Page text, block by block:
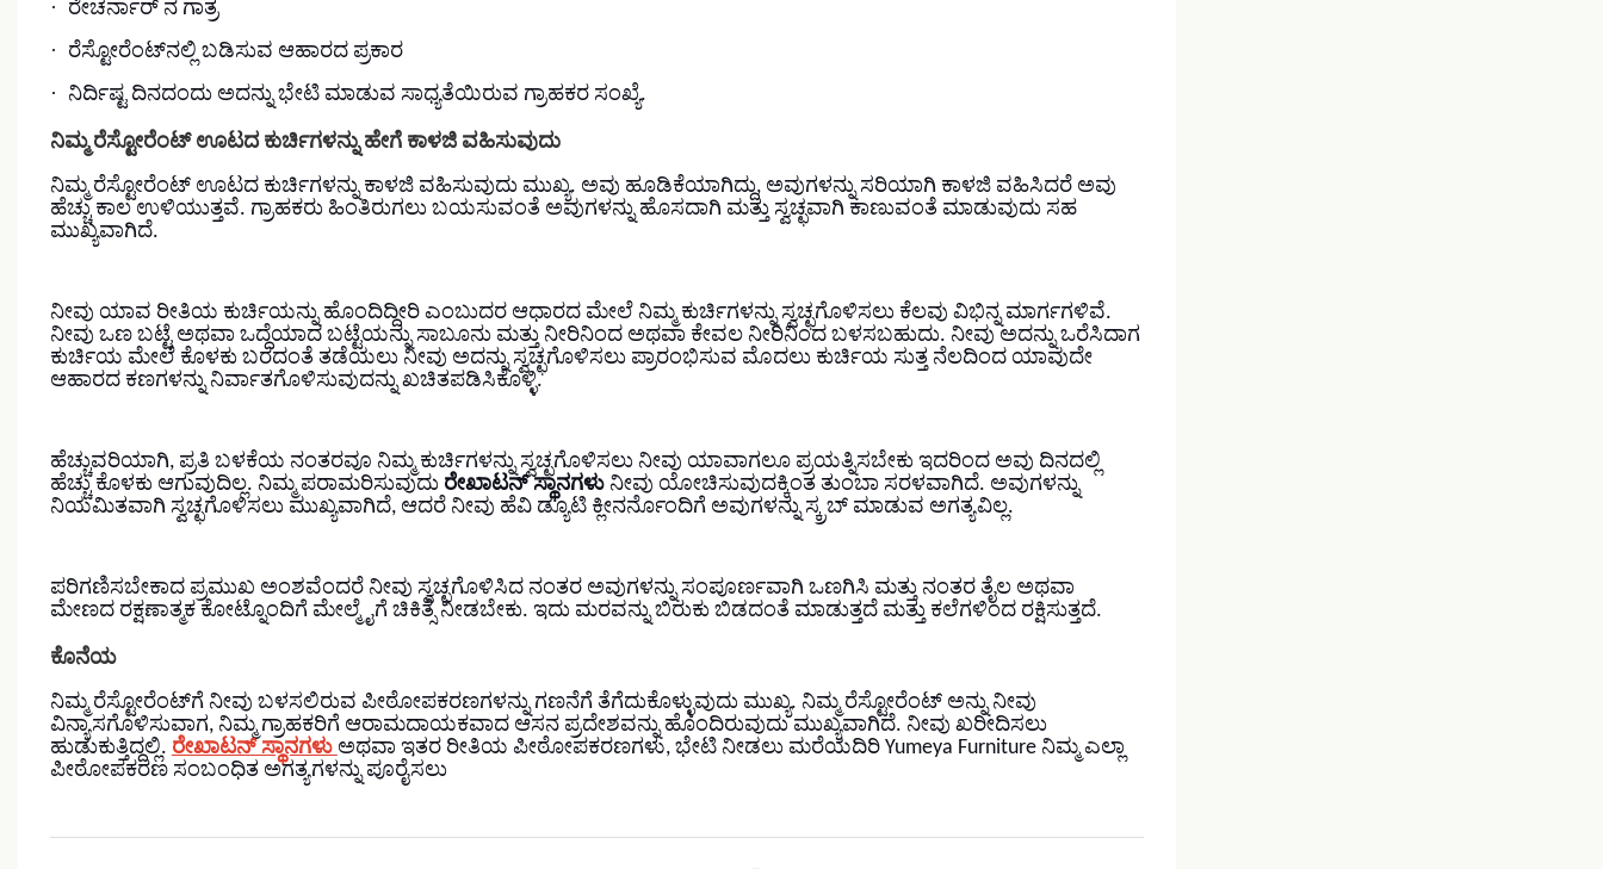
· ರೇಚರ್ನಾರ್ ನ ಗಾತ್ರ
· ರೆಸ್ಟೋರೆಂಟ್‌ನಲ್ಲಿ ಬಡಿಸುವ ಆಹಾರದ ಪ್ರಕಾರ
· ನಿರ್ದಿಷ್ಟ ದಿನದಂದು ಅದನ್ನು ಭೇಟಿ ಮಾಡುವ ಸಾಧ್ಯತೆಯಿರುವ ಗ್ರಾಹಕರ ಸಂಖ್ಯೆ.
ನಿಮ್ಮ ರೆಸ್ಟೋರೆಂಟ್ ಊಟದ ಕುರ್ಚಿಗಳನ್ನು ಹೇಗೆ ಕಾಳಜಿ ವಹಿಸುವುದು
ನಿಮ್ಮ ರೆಸ್ಟೋರೆಂಟ್ ಊಟದ ಕುರ್ಚಿಗಳನ್ನು ಕಾಳಜಿ ವಹಿಸುವುದು ಮುಖ್ಯ. ಅವು ಹೂಡಿಕೆಯಾಗಿದ್ದು, ಅವುಗಳನ್ನು ಸರಿಯಾಗಿ ಕಾಳಜಿ ವಹಿಸಿದರೆ ಅವು
ಹೆಚ್ಚು ಕಾಲ ಉಳಿಯುತ್ತವೆ. ಗ್ರಾಹಕರು ಹಿಂತಿರುಗಲು ಬಯಸುವಂತೆ ಅವುಗಳನ್ನು ಹೊಸದಾಗಿ ಮತ್ತು ಸ್ವಚ್ಛವಾಗಿ ಕಾಣುವಂತೆ ಮಾಡುವುದು ಸಹ
ಮುಖ್ಯವಾಗಿದೆ.
ನೀವು ಯಾವ ರೀತಿಯ ಕುರ್ಚಿಯನ್ನು ಹೊಂದಿದ್ದೀರಿ ಎಂಬುದರ ಆಧಾರದ ಮೇಲೆ ನಿಮ್ಮ ಕುರ್ಚಿಗಳನ್ನು ಸ್ವಚ್ಛಗೊಳಿಸಲು ಕೆಲವು ವಿಭಿನ್ನ ಮಾರ್ಗಗಳಿವೆ.
ನೀವು ಒಣ ಬಟ್ಟೆ ಅಥವಾ ಒದ್ದೆಯಾದ ಬಟ್ಟೆಯನ್ನು ಸಾಬೂನು ಮತ್ತು ನೀರಿನಿಂದ ಅಥವಾ ಕೇವಲ ನೀರಿನಿಂದ ಬಳಸಬಹುದು. ನೀವು ಅದನ್ನು ಒರೆಸಿದಾಗ
ಕುರ್ಚಿಯ ಮೇಲೆ ಕೊಳಕು ಬರದಂತೆ ತಡೆಯಲು ನೀವು ಅದನ್ನು ಸ್ವಚ್ಛಗೊಳಿಸಲು ಪ್ರಾರಂಭಿಸುವ ಮೊದಲು ಕುರ್ಚಿಯ ಸುತ್ತ ನೆಲದಿಂದ ಯಾವುದೇ
ಆಹಾರದ ಕಣಗಳನ್ನು ನಿರ್ವಾತಗೊಳಿಸುವುದನ್ನು ಖಚಿತಪಡಿಸಿಕೊಳ್ಳಿ.
ಹೆಚ್ಚುವರಿಯಾಗಿ, ಪ್ರತಿ ಬಳಕೆಯ ನಂತರವೂ ನಿಮ್ಮ ಕುರ್ಚಿಗಳನ್ನು ಸ್ವಚ್ಛಗೊಳಿಸಲು ನೀವು ಯಾವಾಗಲೂ ಪ್ರಯತ್ನಿಸಬೇಕು ಇದರಿಂದ ಅವು ದಿನದಲ್ಲಿ
ಹೆಚ್ಚು ಕೊಳಕು ಆಗುವುದಿಲ್ಲ. ನಿಮ್ಮ ಪರಾಮರಿಸುವುದು ರೇಖಾಟನ್ ಸ್ಥಾನಗಳು ನೀವು ಯೋಚಿಸುವುದಕ್ಕಿಂತ ತುಂಬಾ ಸರಳವಾಗಿದೆ. ಅವುಗಳನ್ನು
ನಿಯಮಿತವಾಗಿ ಸ್ವಚ್ಛಗೊಳಿಸಲು ಮುಖ್ಯವಾಗಿದೆ, ಆದರೆ ನೀವು ಹೆವಿ ಡ್ಯೂಟಿ ಕ್ಲೀನರ್ನೊಂದಿಗೆ ಅವುಗಳನ್ನು ಸ್ಕ್ರಬ್ ಮಾಡುವ ಅಗತ್ಯವಿಲ್ಲ.
ಪರಿಗಣಿಸಬೇಕಾದ ಪ್ರಮುಖ ಅಂಶವೆಂದರೆ ನೀವು ಸ್ವಚ್ಛಗೊಳಿಸಿದ ನಂತರ ಅವುಗಳನ್ನು ಸಂಪೂರ್ಣವಾಗಿ ಒಣಗಿಸಿ ಮತ್ತು ನಂತರ ತೈಲ ಅಥವಾ
ಮೇಣದ ರಕ್ಷಣಾತ್ಮಕ ಕೋಟ್ನೊಂದಿಗೆ ಮೇಲ್ಮೈಗೆ ಚಿಕಿತ್ಸೆ ನೀಡಬೇಕು. ಇದು ಮರವನ್ನು ಬಿರುಕು ಬಿಡದಂತೆ ಮಾಡುತ್ತದೆ ಮತ್ತು ಕಲೆಗಳಿಂದ ರಕ್ಷಿಸುತ್ತದೆ.
ಕೊನೆಯ
ನಿಮ್ಮ ರೆಸ್ಟೋರೆಂಟ್‌ಗೆ ನೀವು ಬಳಸಲಿರುವ ಪೀಠೋಪಕರಣಗಳನ್ನು ಗಣನೆಗೆ ತೆಗೆದುಕೊಳ್ಳುವುದು ಮುಖ್ಯ. ನಿಮ್ಮ ರೆಸ್ಟೋರೆಂಟ್ ಅನ್ನು ನೀವು
ವಿನ್ಯಾಸಗೊಳಿಸುವಾಗ, ನಿಮ್ಮ ಗ್ರಾಹಕರಿಗೆ ಆರಾಮದಾಯಕವಾದ ಆಸನ ಪ್ರದೇಶವನ್ನು ಹೊಂದಿರುವುದು ಮುಖ್ಯವಾಗಿದೆ. ನೀವು ಖರೀದಿಸಲು
ಹುಡುಕುತ್ತಿದ್ದಲ್ಲಿ. ರೇಖಾಟನ್ ಸ್ಥಾನಗಳು ಅಥವಾ ಇತರ ರೀತಿಯ ಪೀಠೋಪಕರಣಗಳು, ಭೇಟಿ ನೀಡಲು ಮರೆಯದಿರಿ Yumeya Furniture ನಿಮ್ಮ ಎಲ್ಲಾ
ಪೀಠೋಪಕರಣ ಸಂಬಂಧಿತ ಅಗತ್ಯಗಳನ್ನು ಪೂರೈಸಲು